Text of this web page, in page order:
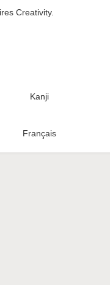
Creativity.
Kanji
Français